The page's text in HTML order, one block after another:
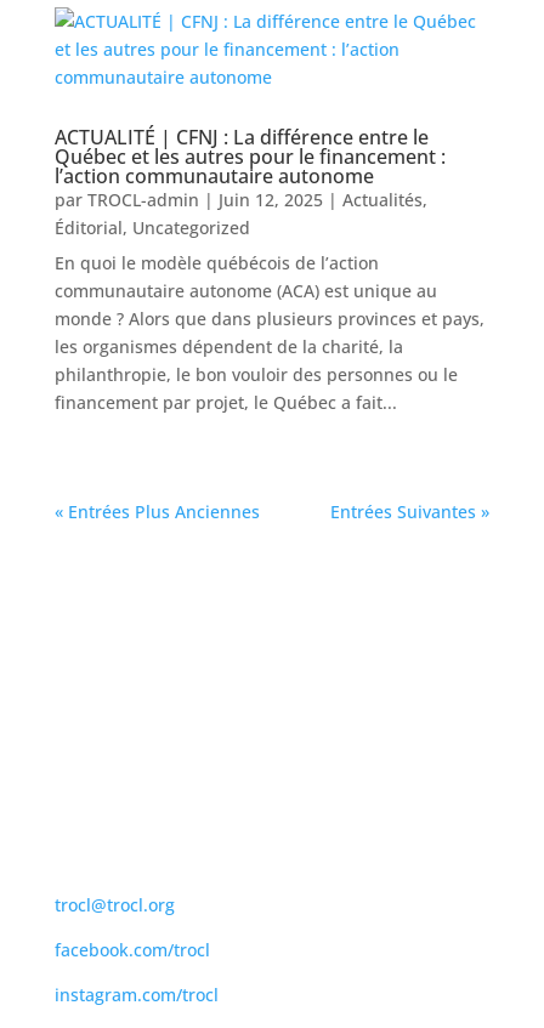
ACTUALITÉ | CFNJ : La différence entre le
Québec et les autres pour le financement :
l’action communautaire autonome
par TROCL-admin | Juin 12, 2025| Actualités,
Éditorial, Uncategorized
En quoi le modèle québécois de l’action
communautaire autonome (ACA) est unique au
monde ? Alors que dans plusieurs provinces et pays,
les organismes dépendent de la charité, la
philanthropie, le bon vouloir des personnes ou le
financement par projet, le Québec a fait...
« Entrées Plus Anciennes Entrées Suivantes »
trocl@trocl.org
facebook.com/trocl
instagram.com/trocl